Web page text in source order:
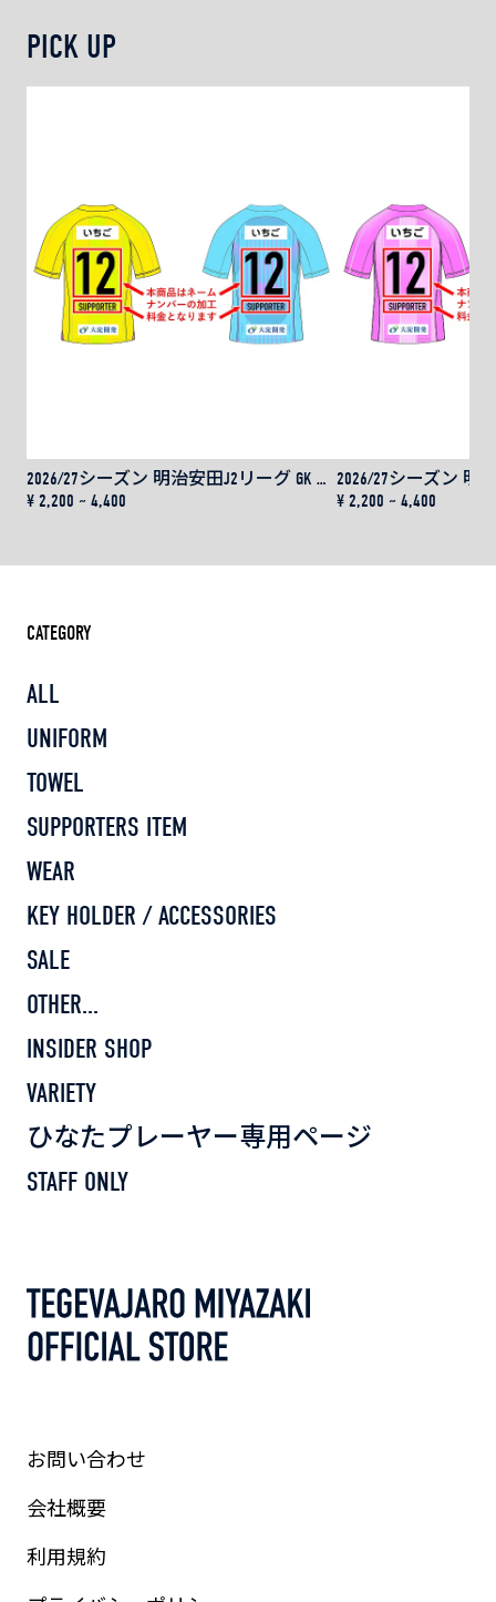
PICK UP
2026/27シーズン 明治安田J2リーグ GK レプリカユニフォーム用 ネーム＆ナンバー
¥ 2,200 ~ 4,400
¥ 2,200 ~ 4,400
CATEGORY
ALL
UNIFORM
TOWEL
SUPPORTERS ITEM
WEAR
KEY HOLDER / ACCESSORIES
SALE
OTHER...
INSIDER SHOP
VARIETY
ひなたプレーヤー専用ページ
STAFF ONLY
お問い合わせ
会社概要
利用規約